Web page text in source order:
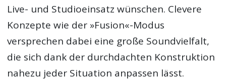
Live- und Studioeinsatz wünschen. Clevere
Konzepte wie der »Fusion«-Modus
versprechen dabei eine große Soundvielfalt,
die sich dank der durchdachten Konstruktion
nahezu jeder Situation anpassen lässt.